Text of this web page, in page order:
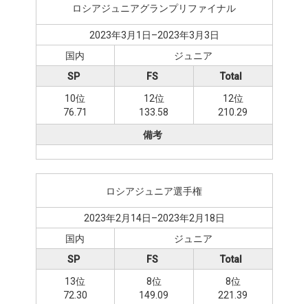
ロシアジュニアグランプリファイナル
2023年3月1日–2023年3月3日
国内
ジュニア
SP
10位
76.71
FS
12位
133.58
Total
12位
210.29
備考
ロシアジュニア選手権
2023年2月14日–2023年2月18日
国内
ジュニア
SP
13位
72.30
FS
8位
149.09
Total
8位
221.39